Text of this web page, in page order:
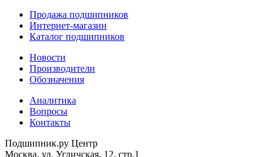
Продажа подшипников
Интернет-магазин
Каталог подшипников
Новости
Производители
Обозначения
Аналитика
Вопросы
Контакты
Подшипник.ру Центр
Москва, ул. Угличская, 12, стр.1